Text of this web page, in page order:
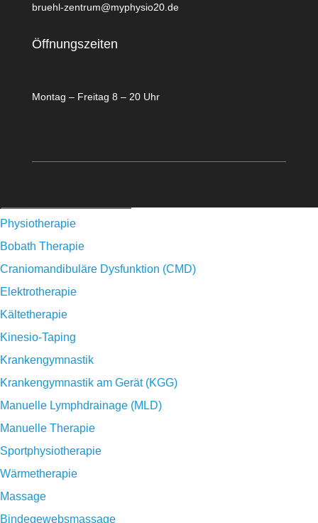
bruehl-zentrum@myphysio20.de
Öffnungszeiten
Montag – Freitag 8 – 20 Uhr
Physiotherapie
Bobath Therapie
Craniomandibuläre Dysfunktion (CMD)
Elektrotherapie
Kältetherapie
Kinesio-Taping
Krankengymnastik
Krankengymnastik am Gerät (KGG)
Manuelle Lymphdrainage (MLD)
Manuelle Therapie
Sportphysiotherapie
Wärmetherapie
Massage
Bindegewebsmassage